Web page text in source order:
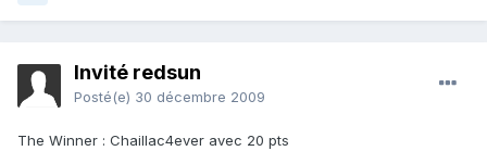
Invité redsun
Posté(e) 30 décembre 2009
The Winner : Chaillac4ever avec 20 pts